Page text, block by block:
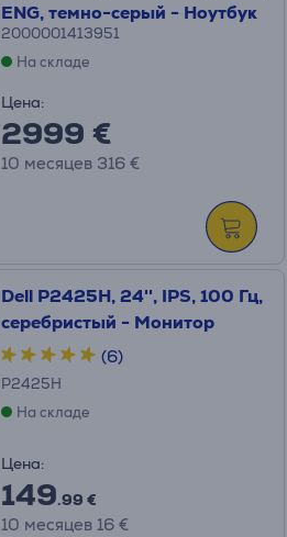
ENG, темно-серый - Ноутбук
2000001413951
На складе
Цена:
2999 €
10 месяцев 316 €
Dell P2425H, 24'', IPS, 100 Гц,
серебристый - Монитор
(6)
P2425H
На складе
Цена:
149.99 €
10 месяцев 16 €